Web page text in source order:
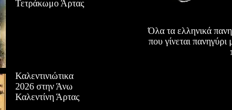
Τετράκωμο Άρτας
Καλεντινιώτικα
2026 στην Άνω
Καλεντίνη Άρτας
Όλα τα ελληνικά
που γίνεται πανηγύρι